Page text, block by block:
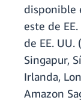
disponible
este de
de EE. UU.
Singapur,
Irlanda,
Amazon